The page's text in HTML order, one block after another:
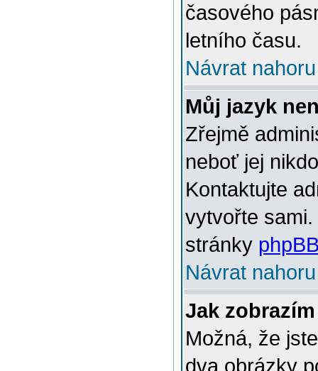
časového
letního času.
Návrat nahoru
Můj jazyk
Zřejmě
neboť jej
Kontaktujte
vytvořte
stránky
Návrat nahoru
Jak
Možná, že
dva obrázky